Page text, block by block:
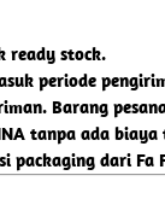
ready stock.
periode
Barang
INA tanpa ada
packaging dari